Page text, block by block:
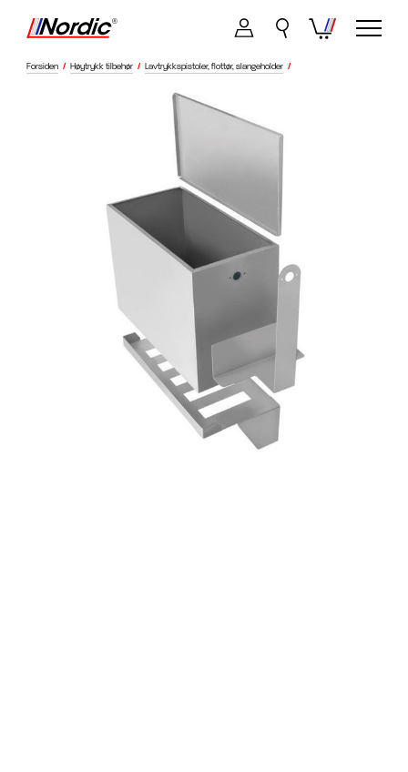
Forsiden / Høytrykk tilbehør / Lavtrykkspistoler, flottør, slangeholder /